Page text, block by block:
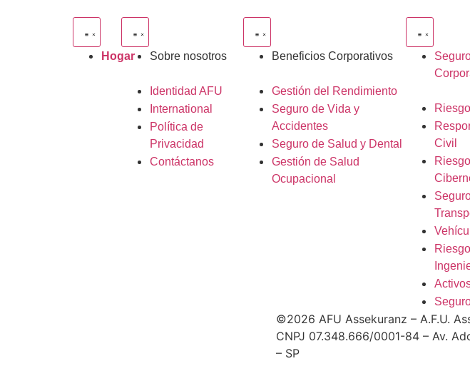
Hogar Sobre nosotros
Identidad AFU
International
Política de
Privacidad
Contáctanos
Beneficios Corporativos
Gestión del Rendimiento
Seguro de Vida y
Accidentes
Seguro de Salud y Dental
Gestión de Salud
Ocupacional
Civil
©2026 AFU Assekuranz – A.F.U.
CNPJ 07.348.666/0001-84 – Av.
– SP